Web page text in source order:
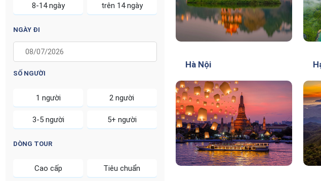
8-14 ngày trên 14 ngày
NGÀY ĐI
SỐ NGƯỜI
1 người 2 người
3-5 người 5+ người
DÒNG TOUR
Cao cấp Tiêu chuẩn
Hà Nội